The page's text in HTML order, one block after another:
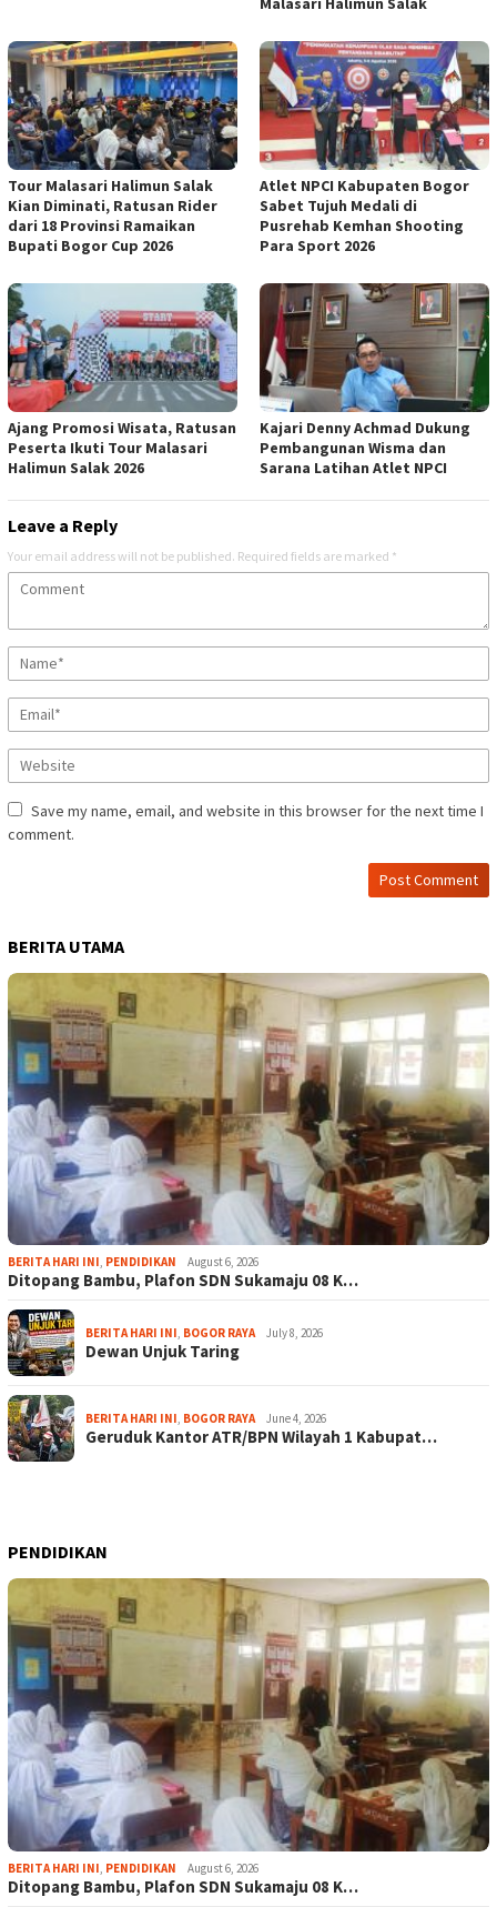
Tour Malasari Halimun Salak
Kian Diminati, Ratusan Rider
dari 18 Provinsi Ramaikan
Bupati Bogor Cup 2026
Atlet NPCI Kabupaten Bogor
Sabet Tujuh Medali di
Pusrehab Kemhan Shooting
Para Sport 2026
Ajang Promosi Wisata, Ratusan
Peserta Ikuti Tour Malasari
Halimun Salak 2026
Kajari Denny Achmad Dukung
Pembangunan Wisma dan
Sarana Latihan Atlet NPCI
Leave a Reply
Your email address will not be published. Required fields are marked *
Save my name, email, and website in this browser for the next time I
comment.
BERITA UTAMA
BERITA HARI INI, PENDIDIKAN August 6, 2026
Ditopang Bambu, Plafon SDN Sukamaju 08 K…
BERITA HARI INI, BOGOR RAYA July 8, 2026
Dewan Unjuk Taring
BERITA HARI INI, BOGOR RAYA June 4, 2026
Geruduk Kantor ATR/BPN Wilayah 1 Kabupat…
PENDIDIKAN
BERITA HARI INI, PENDIDIKAN August 6, 2026
Ditopang Bambu, Plafon SDN Sukamaju 08 K…